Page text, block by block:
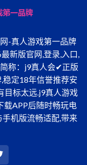
-真人游戏第一品牌
新版官网,登录,入口,
称：j9真人会✔正版
稳定18年信誉推荐安
目标太远.j9真人游戏
载APP后随时畅玩电
机版流畅适配,带来